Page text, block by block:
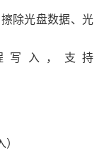
除光盘数据、光
入，支持